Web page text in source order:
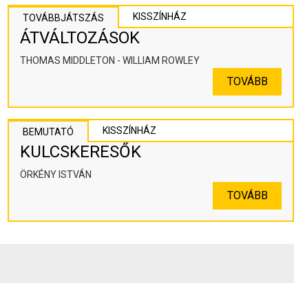
TOVÁBBJÁTSZÁS KISSZÍNHÁZ
ÁTVÁLTOZÁSOK
THOMAS MIDDLETON - WILLIAM ROWLEY
TOVÁBB
BEMUTATÓ KISSZÍNHÁZ
KULCSKERESŐK
ÖRKÉNY ISTVÁN
TOVÁBB